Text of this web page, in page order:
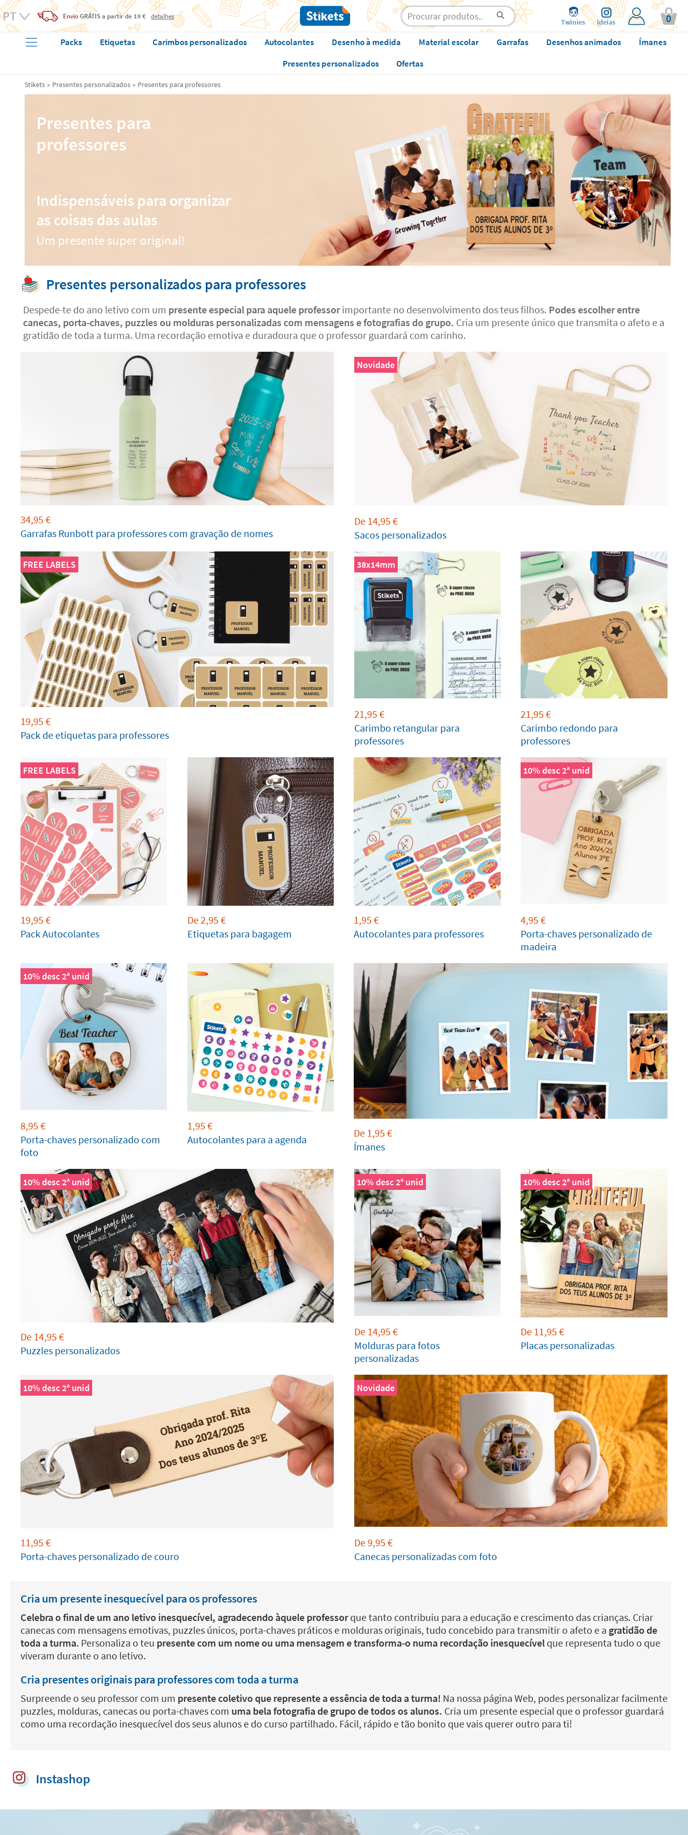
EnvioGRÁTISa partir de 19 € detalhes
Twinies Ideias 0
Packs Etiquetas Carimbos personalizados Autocolantes Desenho à medida Material escolar Garrafas Desenhos animados
Ímanes
Presentes personalizados
Ofertas
Stikets Presentes personalizados Presentes para professores
Presentes para
professores
Indispensáveis para organizar
as coisas das aulas
Um presente super original!
Presentes personalizados para professores
Despede-te do ano letivo com um presente especial para aquele professorimportante no desenvolvimento dos teus filhos. Podes escolher entre
canecas, porta-chaves, puzzles ou molduras personalizadas com mensagens e fotografias do grupo. Cria um presente único que transmita o afeto e a
gratidão de toda a turma. Uma recordação emotiva e duradoura que o professor guardará com carinho.
34,95 €
Garrafas Runbott para professores com gravação de nomes
Novidade
De 14,95 €
Sacos personalizados
FREE LABELS
19,95 €
Pack de etiquetas para professores
38x14mm
21,95 €
Carimbo retangular para
professores
21,95 €
Carimbo redondo para
professores
FREE LABELS
19,95 €
Pack Autocolantes
De2,95 €
Etiquetas para bagagem
1,95 €
Autocolantes para professores
10% desc 2ª unid
4,95 €
Porta-chaves personalizado de
madeira
10% desc 2ª unid
8,95 €
Porta-chaves personalizado com
foto
1,95 €
Autocolantes para a agenda
De 1,95 €
Ímanes
10% desc 2ª unid
De 14,95 €
Puzzles personalizados
10% desc 2ª unid
De 14,95 €
Molduras para fotos
personalizadas
10% desc 2ª unid
De 11,95 €
Placas personalizadas
10% desc 2ª unid
11,95 €
Porta-chaves personalizado de couro
Novidade
De9,95 €
Canecas personalizadas com foto
Cria um presente inesquecível para os professores
Celebra o final de um ano letivo inesquecível, agradecendo àquele professorque tanto contribuiu para a educação e crescimento das crianças. Criar
canecas com mensagens emotivas, puzzles únicos, porta-chaves práticos e molduras originais, tudo concebido para transmitir o afeto e a gratidão de
toda a turma. Personaliza o teu presente com um nome ou uma mensagem e transforma-o numa recordação inesquecível que representa tudo o que
viveram durante o ano letivo.
Cria presentes originais para professores com toda a turma
Surpreende o seu professor com um presente coletivo que represente a essência de toda a turma! Na nossa página Web, podes personalizar facilmente
puzzles, molduras, canecas ou porta-chaves com uma bela fotografia de grupo de todos os alunos. Cria um presente especial que o professor guardará
como uma recordação inesquecível dos seus alunos e do curso partilhado. Fácil, rápido e tão bonito que vais querer outro para ti!
Instashop